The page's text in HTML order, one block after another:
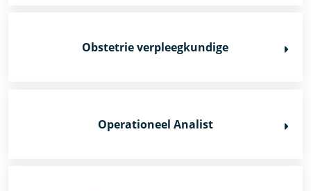
Obstetrie verpleegkundige
Operationeel Analist